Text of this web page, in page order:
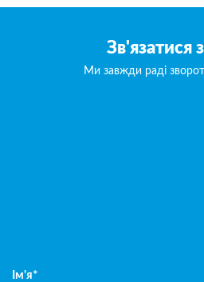
Зв'язатися
Ми завжди раді
Ім'я*